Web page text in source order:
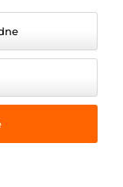
zastrzeżone.